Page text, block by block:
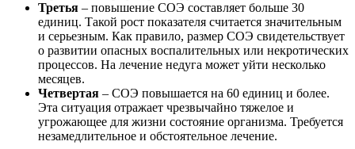
Третья – повышение СОЭ составляет больше 30
единиц. Такой рост показателя считается значительным
и серьезным. Как правило, размер СОЭ свидетельствует
о развитии опасных воспалительных или некротических
процессов. На лечение недуга может уйти несколько
месяцев.
Четвертая – СОЭ повышается на 60 единиц и более.
Эта ситуация отражает чрезвычайно тяжелое и
угрожающее для жизни состояние организма. Требуется
незамедлительное и обстоятельное лечение.